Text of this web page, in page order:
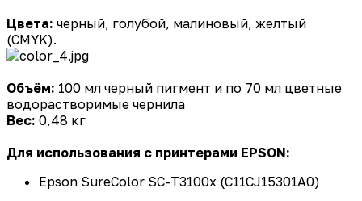
Цвета: черный, голубой, малиновый, желтый
(CMYK).
Объём: 100 мл черный пигмент и по 70 мл цветные
водорастворимые чернила
Вес: 0,48 кг
Для использования с принтерами EPSON:
Epson SureColor SC-T3100x (C11CJ15301A0)